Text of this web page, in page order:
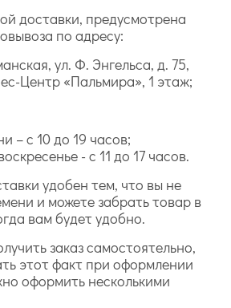
доставки, предусмотрена
по адресу:
ул. Ф. Энгельса, д. 75,
Центр «Пальмира», 1 этаж;
– с 10 до 19 часов;
- с 11 до 17 часов.
удобен тем, что вы не
и можете забрать товар в
вам будет удобно.
заказ самостоятельно,
этот факт при оформлении
оформить несколькими